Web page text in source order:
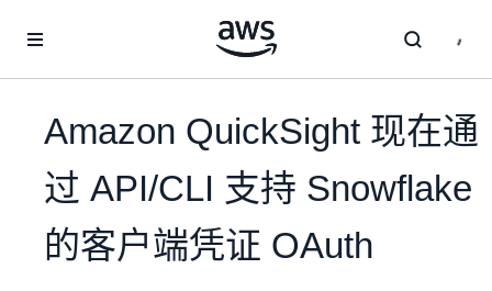
Amazon QuickSight 现在通
过 API/CLI 支持 Snowflake
的客户端凭证 OAuth